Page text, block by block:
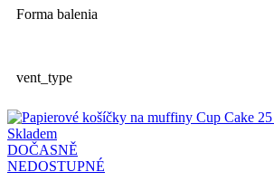
Forma balenia
vent_type
Skladem
DOČASNĚ
NEDOSTUPNÉ